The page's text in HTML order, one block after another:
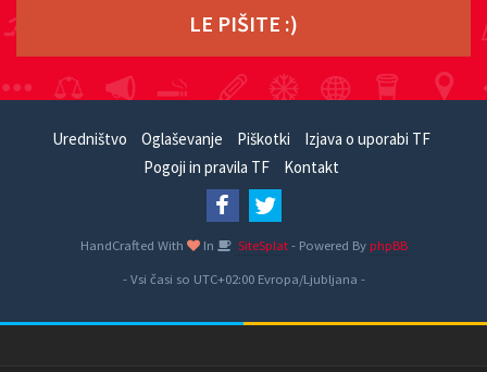
LE PIŠITE :)
Uredništvo Oglaševanje Piškotki
Izjava o uporabi TF
Pogoji in pravila TF
Kontakt
HandCrafted With In SiteSplat- Powered ByphpBB
- Vsi časi so UTC+02:00 Evropa/Ljubljana -